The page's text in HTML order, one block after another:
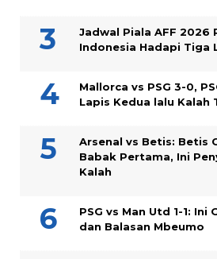
Jadwal Piala AFF 2026
Indonesia Hadapi Tiga
Mallorca vs PSG 3-0,
Lapis Kedua lalu Kalah
Arsenal vs Betis: Betis
Babak Pertama, Ini
Kalah
PSG vs Man Utd 1-1: Ini
dan Balasan Mbeumo